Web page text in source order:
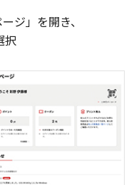
ジ」を開き、
択